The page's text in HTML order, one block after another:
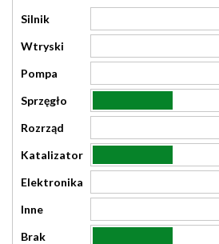
Silnik
Wtryski
Pompa
Sprzęgło
Rozrząd
Katalizator
Elektronika
Inne
Brak